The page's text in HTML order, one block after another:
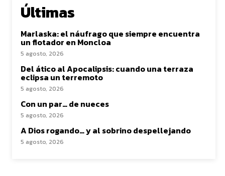
Últimas
Marlaska: el náufrago que siempre encuentra
un flotador en Moncloa
5 agosto, 2026
Del ático al Apocalipsis: cuando una terraza
eclipsa un terremoto
5 agosto, 2026
Con un par… de nueces
5 agosto, 2026
A Dios rogando… y al sobrino despellejando
5 agosto, 2026